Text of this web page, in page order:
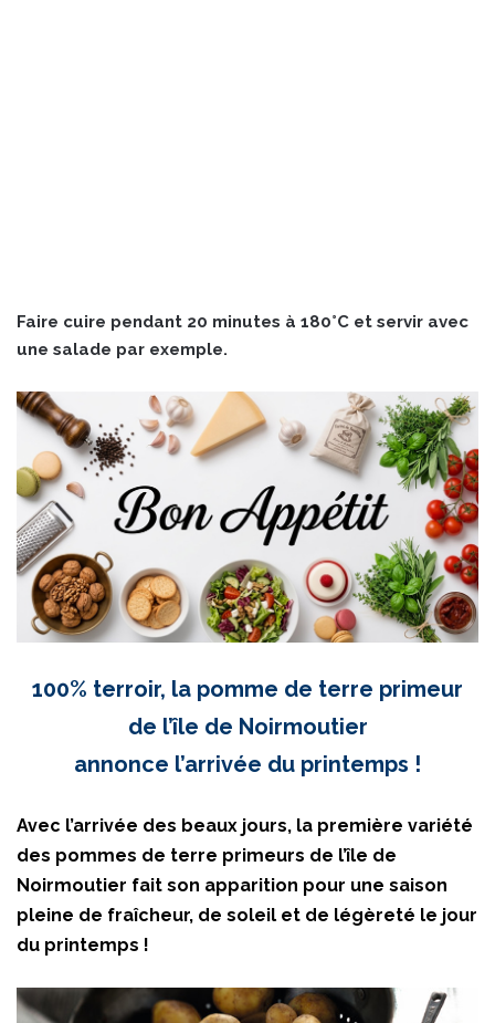
Faire cuire pendant 20 minutes à 180°C et servir avec
une salade par exemple.
100% terroir, la pomme de terre primeur
de l’île de Noirmoutier
annonce l’arrivée du printemps !
Avec l’arrivée des beaux jours, la première variété
des pommes de terre primeurs de l’île de
Noirmoutier fait son apparition pour une saison
pleine de fraîcheur, de soleil et de légèreté le jour
du printemps !